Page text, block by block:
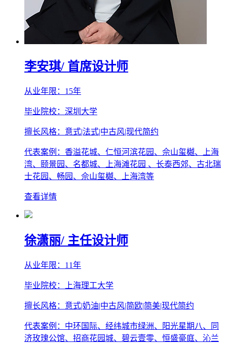
李安琪/ 首席设计师
从业年限：15年
毕业院校：深圳大学
擅长风格：意式|法式|中古风|现代简约
代表案例：香溢花城、仁恒河滨花园、佘山玺樾、上海
湾、颐景园、名都城、上海滩花园 、长泰西郊、古北瑞
士花园、畅园、佘山玺樾、上海湾等
查看详情
徐潇丽/ 主任设计师
从业年限：11年
毕业院校：上海理工大学
擅长风格：意式|奶油|中古风|简欧|简美|现代简约
代表案例：中环国际、经纬城市绿洲、阳光星期八、同
济玫瑰公馆、招商花园城、碧云壹零、恒盛豪庭、沁兰